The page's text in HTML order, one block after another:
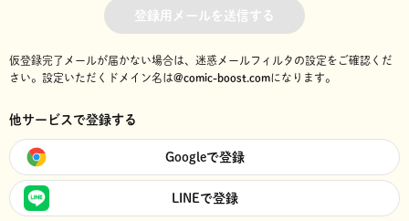
登録用メールを送信する
仮登録完了メールが届かない場合は、迷惑メールフィルタの設定をご確認くだ
さい。 設定いただくドメイン名は@comic-boost.comになります。
他サービスで登録する
Googleで登録
LINEで登録